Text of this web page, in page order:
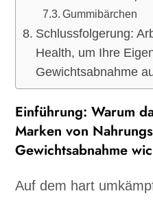
Gummibärchen
Schlussfolgerung:
Health, um Ihre
Gewichtsabnahme
Einführung: Warum
Marken von
Gewichtsabnahme
Auf dem hart